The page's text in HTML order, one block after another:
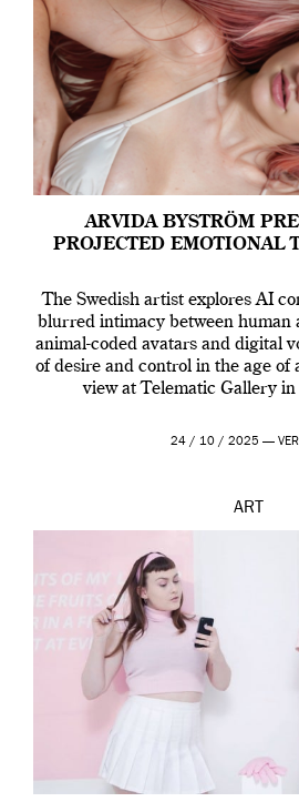
ARVIDA BYSTRÖM
PROJECTED EMOTIONAL
The Swedish artist explores AI
blurred intimacy between human
animal-coded avatars and digital
of desire and control in the age
view at Telematic Gallery in
24 / 10 / 2025 —
ART